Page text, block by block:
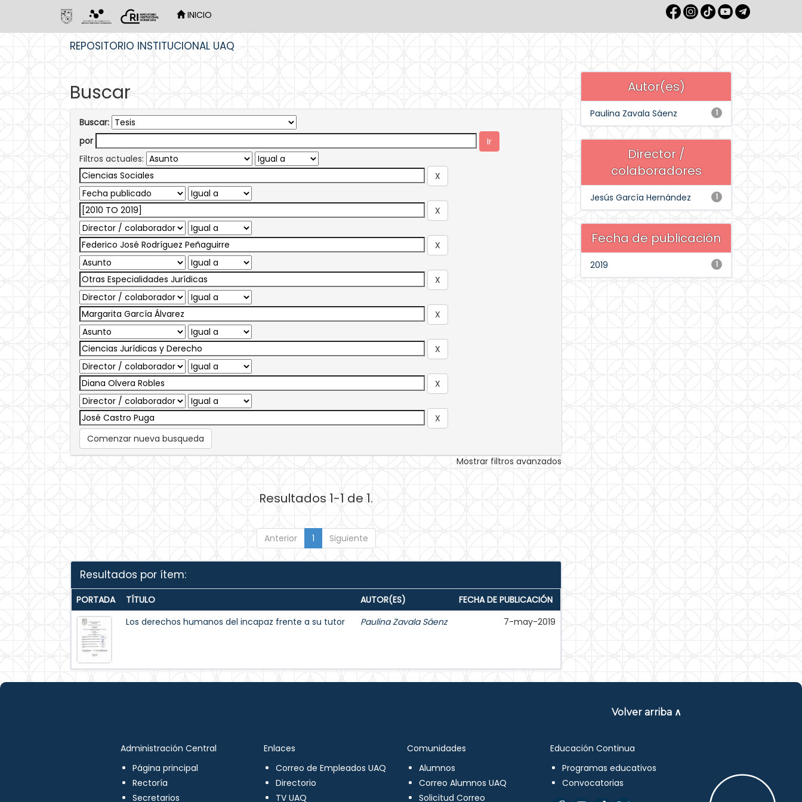
INICIO
REPOSITORIO INSTITUCIONAL UAQ
Buscar
Buscar:
por
Filtros actuales:
Comenzar nueva busqueda
Mostrar filtros avanzados
Resultados 1-1 de 1.
Anterior 1 Siguiente
Resultados por ítem:
PORTADA TÍTULO AUTOR(ES)
FECHA DE PUBLICACIÓN
Los derechos humanos del incapaz frente a su tutor
Paulina Zavala Sáenz 7-may-2019
Autor(es)
1
Paulina Zavala Sáenz
Director /
colaboradores
1
Jesús García Hernández
Fecha de publicación
1
2019
Volver arriba ∧
Administración Central
Página principal
Rectoría
Secretarios
Enlaces
Correo de Empleados UAQ
Directorio
TV UAQ
Comunidades
Alumnos
Correo Alumnos UAQ
Solicitud Correo
Educación Continua
Programas educativos
Convocatorias